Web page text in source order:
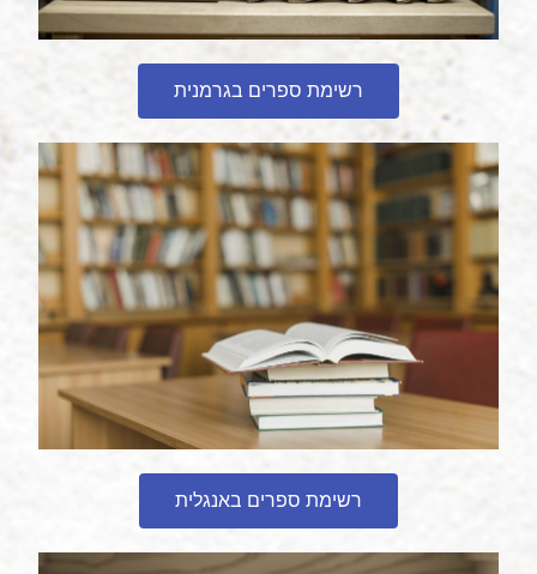
רשימת ספרים בגרמנית
רשימת ספרים באנגלית